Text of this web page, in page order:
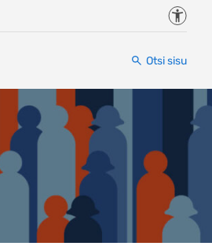
Otsi sisu